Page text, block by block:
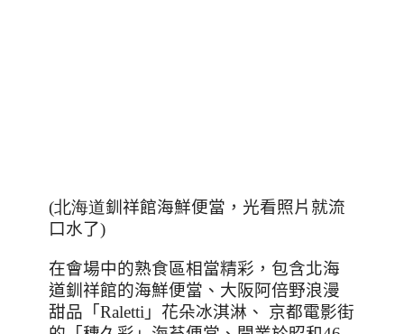
(北海道釧祥館海鮮便當，光看照片就流
口水了)
在會場中的熟食區相當精彩，包含北海
道釧祥館的海鮮便當、大阪阿倍野浪漫
甜品「 Raletti 」花朵冰淇淋、
京都電影街